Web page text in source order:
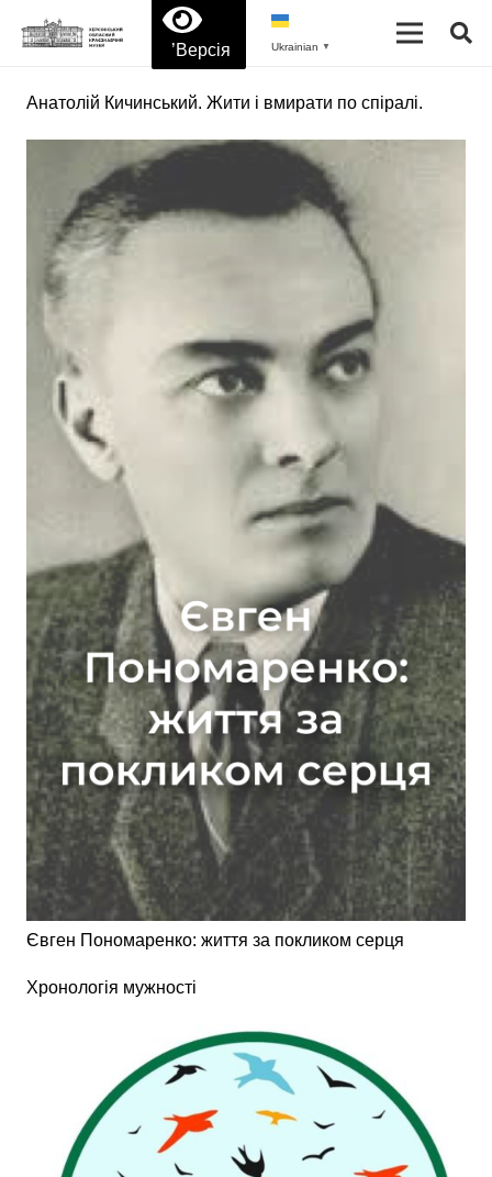
’Версія Ukrainian ▼
Анатолій Кичинський. Жити і вмирати по спіралі.
Євген Пономаренко: життя за покликом серця
Хронологія мужності